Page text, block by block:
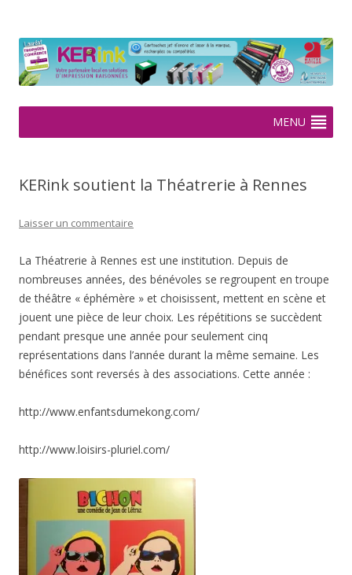
2005
MENU
KERink soutient la Théatrerie à Rennes
Laisser un commentaire
La Théatrerie à Rennes est une institution. Depuis de
nombreuses années, des bénévoles se regroupent en troupe
de théâtre « éphémère » et choisissent, mettent en scène et
jouent une pièce de leur choix. Les répétitions se succèdent
pendant presque une année pour seulement cinq
représentations dans l’année durant la même semaine. Les
bénéfices sont reversés à des associations. Cette année :
http://www.enfantsdumekong.com/
http://www.loisirs-pluriel.com/